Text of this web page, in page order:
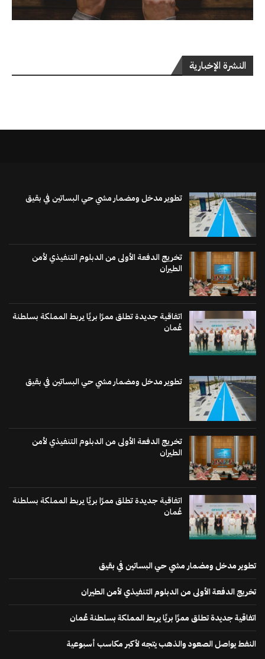
النشرة الإخبارية
تطوير مدخل ومضمار مشي حي البساتين في بقيق
تخريج الدفعة الأولى من الدبلوم التنفيذي لأمن
الطيران
اتفاقية جديدة تطلق ممرًا بريًا يربط المملكة بسلطنة
عُمان
تطوير مدخل ومضمار مشي حي البساتين في بقيق
تخريج الدفعة الأولى من الدبلوم التنفيذي لأمن
الطيران
اتفاقية جديدة تطلق ممرًا بريًا يربط المملكة بسلطنة
عُمان
تطوير مدخل ومضمار مشي حي البساتين في بقيق
تخريج الدفعة الأولى من الدبلوم التنفيذي لأمن الطيران
اتفاقية جديدة تطلق ممرًا بريًا يربط المملكة بسلطنة عُمان
النفط يواصل الصعود والذهب يتجه لأكبر مكاسب أسبوعية